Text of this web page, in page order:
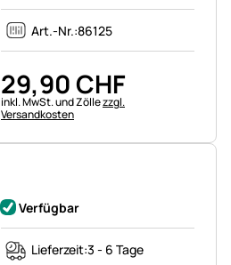
Art.-Nr.:86125
29,90CHF
Steuerhinweis:
inkl. MwSt. und Zöllezzgl.
Versandkosten
Verfügbar
Lieferzeit:3 - 6 Tage